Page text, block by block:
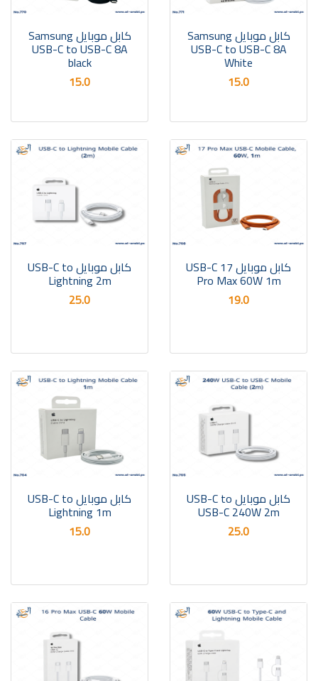
كابل موبايل Samsung
USB-C to USB-C 8A
White
15.0
كابل موبايل Samsung
USB-C to USB-C 8A
black
15.0
كابل موبايل USB-C 17
Pro Max 60W 1m
19.0
كابل موبايل USB-C to
Lightning 2m
25.0
كابل موبايل USB-C to
USB-C 240W 2m
25.0
كابل موبايل USB-C to
Lightning 1m
15.0